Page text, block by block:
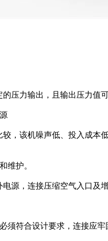
压力输出，且输出压力值
，该机噪声低、投入成本
维护。
源，连接压缩空气入口及
符合设计要求，连接应牢